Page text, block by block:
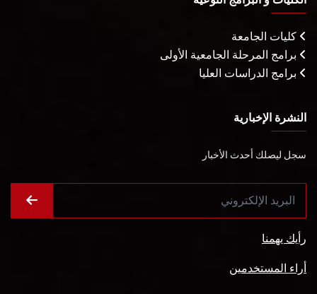
كليات الجامعة
برامج المرحلة الجامعية الأولى
برامج الدراسات العليا
النشرة الإخبارية
سجل ليصلك أحدث الأخبار
رأيك يهمنا
أراء المستخدمين